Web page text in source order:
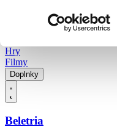
Hry
Filmy
Doplnky
Beletria